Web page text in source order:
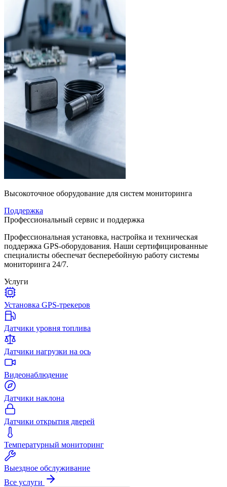
Высокоточное оборудование для систем мониторинга
Поддержка
Профессиональный сервис и поддержка
Профессиональная установка, настройка и техническая
поддержка GPS-оборудования. Наши сертифицированные
специалисты обеспечат бесперебойную работу системы
мониторинга 24/7.
Услуги
Установка GPS-трекеров
Датчики уровня топлива
Датчики нагрузки на ось
Видеонаблюдение
Датчики наклона
Датчики открытия дверей
Температурный мониторинг
Выездное обслуживание
Все услуги